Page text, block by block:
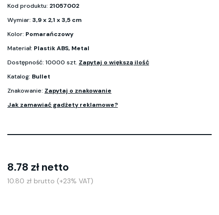
Kod produktu: 21057002
Wymiar: 3,9 x 2,1 x 3,5 cm
Kolor: Pomarańczowy
Materiał: Plastik ABS, Metal
Dostępność: 10000 szt. Zapytaj o większą ilość
Katalog: Bullet
Znakowanie: Zapytaj o znakowanie
Jak zamawiać gadżety reklamowe?
8.78 zł netto
10.80 zł brutto (+23% VAT)